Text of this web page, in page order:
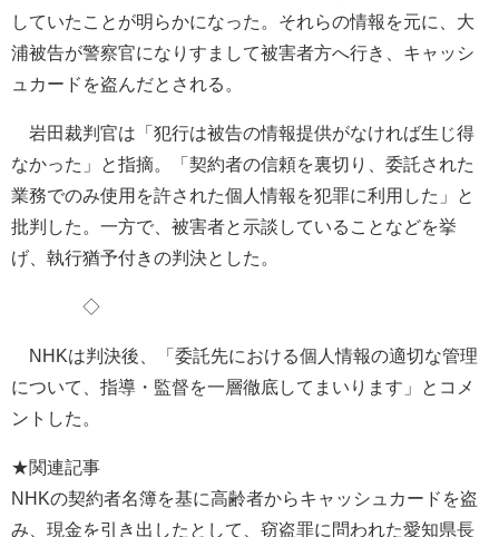
していたことが明らかになった。それらの情報を元に、大
浦被告が警察官になりすまして被害者方へ行き、キャッシ
ュカードを盗んだとされる。
岩田裁判官は「犯行は被告の情報提供がなければ生じ得
なかった」と指摘。「契約者の信頼を裏切り、委託された
業務でのみ使用を許された個人情報を犯罪に利用した」と
批判した。一方で、被害者と示談していることなどを挙
げ、執行猶予付きの判決とした。
◇
NHKは判決後、「委託先における個人情報の適切な管理
について、指導・監督を一層徹底してまいります」とコメ
ントした。
★関連記事
NHKの契約者名簿を基に高齢者からキャッシュカードを盗
み、現金を引き出したとして、窃盗罪に問われた愛知県長